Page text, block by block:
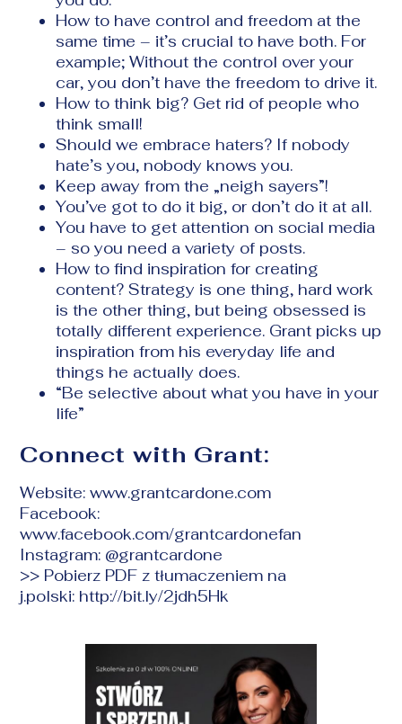
How to have control and freedom at the
same time – it’s crucial to have both. For
example;Without the control overyour
car, you don’t have the freedom to drive it.
How to think big? Get rid of people who
think small!
Should we embrace haters? If nobody
hate’s you, nobody knows you.
Keep away from the „neigh sayers”!
You’ve got to do it big, or don’t do it at all.
You have to get attention on social media
– soyou need a variety of posts.
How to find inspiration for creating
content? Strategy is one thing, hard work
is the other thing, but being obsessed is
totally different experience. Grant picks up
inspiration from his everyday life and
things he actually does.
“Be selective about what you have in your
life”
Connect with Grant:
Website:www.grantcardone.com
Facebook:
www.facebook.com/grantcardonefan
Instagram: @grantcardone
>> Pobierz PDF z tłumaczeniem na
j.polski: http://bit.ly/2jdh5Hk